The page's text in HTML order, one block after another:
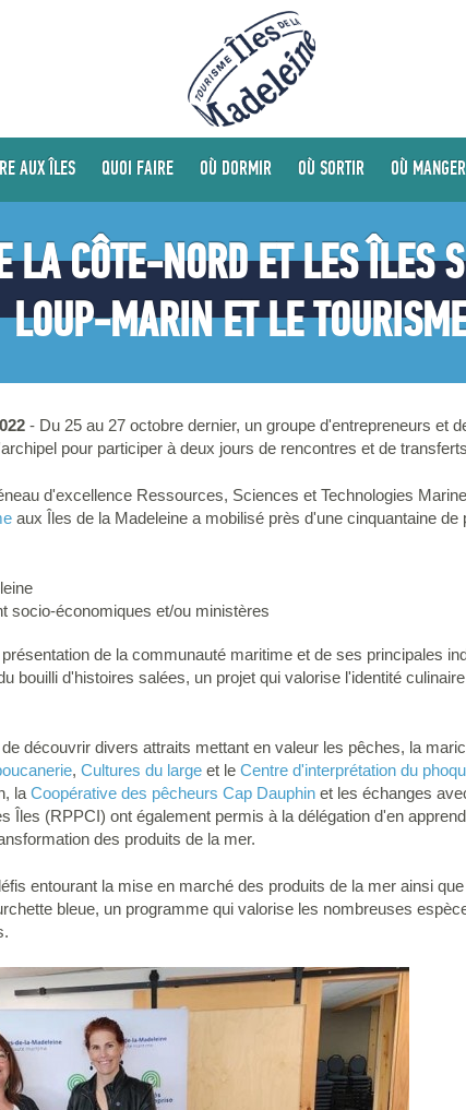
AUX ÎLES QUOI FAIRE OÙ DORMIR OÙ SORTIR OÙ MANGER
LA CÔTE-NORD ET LES ÎLES
LOUP-MARIN ET LE
- Du 25 au 27 octobre dernier, un groupe d'entrepreneurs et
pour participer à deux jours de rencontres et de
d'excellence Ressources, Sciences et Technologies
aux Îles de la Madeleine a mobilisé près d'une cinquantaine
socio-économiques et/ou ministères
de la communauté maritime et de ses principales
bouilli d'histoires salées, un projet qui valorise l'identité
découvrir divers attraits mettant en valeur les pêches, la
, Cultures du large et le Centre d'interprétation du
la Coopérative des pêcheurs Cap Dauphin et les échanges
Îles (RPPCI) ont également permis à la délégation d'en
des produits de la mer.
entourant la mise en marché des produits de la mer ainsi
bleue, un programme qui valorise les nombreuses